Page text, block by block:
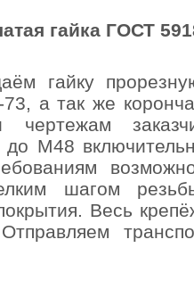
гайка ГОСТ
гайку
а так же
М48
шагом
Весь